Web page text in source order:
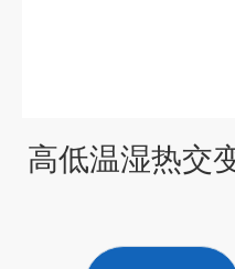
高低温湿热交